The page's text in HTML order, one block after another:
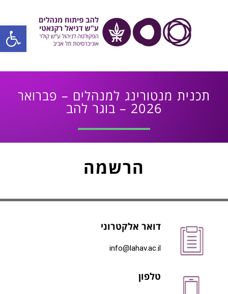
פתח
תכנית מנטורינג למנהלים – פברואר
2026 – בוגר להב
הרשמה
דואר אלקטרוני
info@lahav.ac.il
טלפון